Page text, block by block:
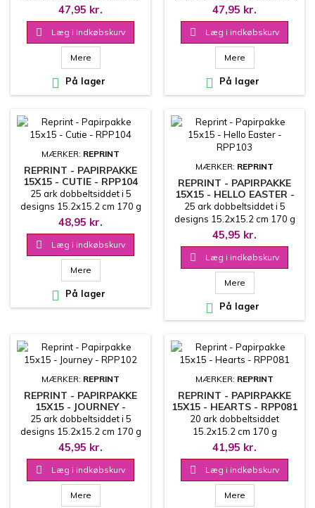
47,95 kr.
 Læg i indkøbskurv
Mere
 På lager
47,95 kr.
 Læg i indkøbskurv
Mere
 På lager
MÆRKER: REPRINT
REPRINT - PAPIRPAKKE
15X15 - CUTIE - RPP104
25 ark dobbeltsiddet i 5
designs 15.2x15.2 cm 170 g
48,95 kr.
 Læg i indkøbskurv
Mere
 På lager
MÆRKER: REPRINT
REPRINT - PAPIRPAKKE
15X15 - HELLO EASTER -
RPP103
25 ark dobbeltsiddet i 5
designs 15.2x15.2 cm 170 g
45,95 kr.
 Læg i indkøbskurv
Mere
 På lager
MÆRKER: REPRINT
REPRINT - PAPIRPAKKE
15X15 - JOURNEY -
RPP102
25 ark dobbeltsiddet i 5
designs 15.2x15.2 cm 170 g
45,95 kr.
 Læg i indkøbskurv
Mere
MÆRKER: REPRINT
REPRINT - PAPIRPAKKE
15X15 - HEARTS - RPP081
20 ark dobbeltsiddet
15.2x15.2 cm 170 g
41,95 kr.
 Læg i indkøbskurv
Mere